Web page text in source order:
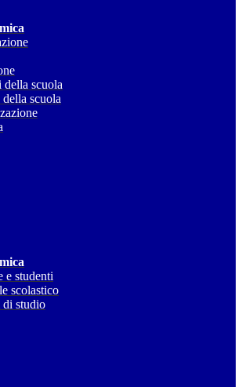
della scuola
scuola
e studenti
scolastico
di studio